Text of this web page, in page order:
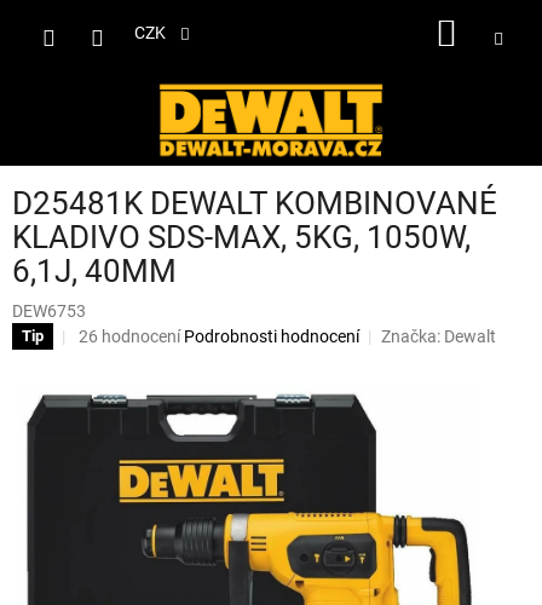
CZK
D25481K DEWALT KOMBINOVANÉ
KLADIVO SDS-MAX, 5KG, 1050W,
6,1J, 40MM
DEW6753
Tip
Průměrné
je
hvězdiček.
26 hodnocení Podrobnosti hodnocení Značka: Dewalt